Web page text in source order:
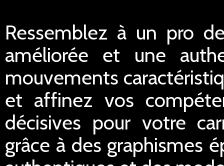
Ressemblez à un pro
améliorée et une
mouvements
et affinez vos
décisives pour votre
grâce à des graphismes